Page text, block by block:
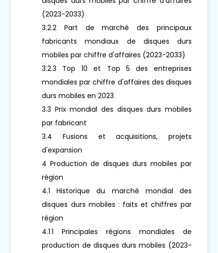
(2023-2033)
3.2.2 Part de marché des principaux
fabricants mondiaux de disques durs
mobiles par chiffre d'affaires (2023-2033)
3.2.3 Top 10 et Top 5 des entreprises
mondiales par chiffre d'affaires des disques
durs mobiles en 2023
3.3 Prix mondial des disques durs mobiles
par fabricant
3.4 Fusions et acquisitions, projets
d'expansion
4 Production de disques durs mobiles par
région
4.1 Historique du marché mondial des
disques durs mobiles : faits et chiffres par
région
4.1.1 Principales régions mondiales de
production de disques durs mobiles (2023-